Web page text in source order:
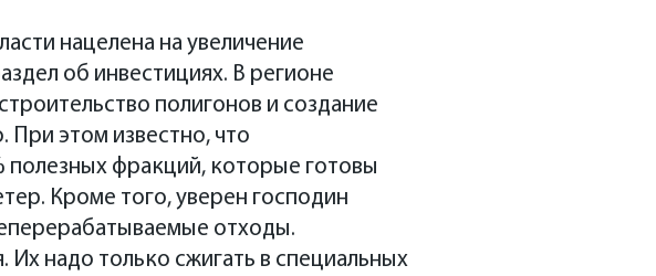
нацелена на увеличение
об инвестициях. В регионе
полигонов и создание
При этом известно, что
фракций, которые готовы
Кроме того, уверен господин
отходы.
надо только сжигать в специальных